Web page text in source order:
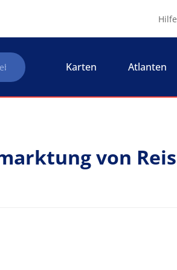
Hilfe
Karten Atlanten
von Reis